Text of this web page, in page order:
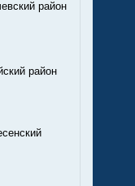
район
район